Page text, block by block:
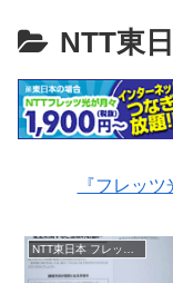
NTT東
『フレッ